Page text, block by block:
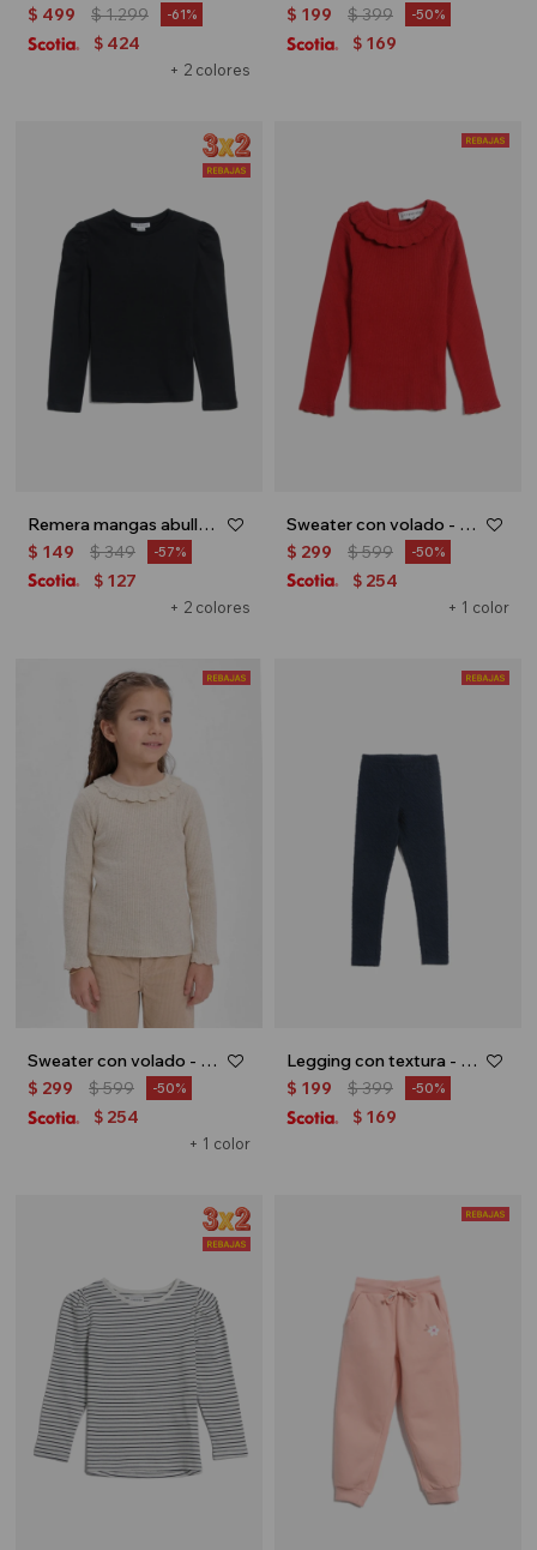
+ 2 colores
$ 499 $1.299 61
$ 424
$ 199 $399 50
$ 169
Remera mangas abullonadas - Negro
+ 2 colores
$ 149 $349 57
$ 127
Sweater con volado - Rojo
+ 1 color
$ 299 $599 50
$ 254
Sweater con volado - Crudo
+ 1 color
$ 299 $599 50
$ 254
Legging con textura - Azul marino
$ 199 $399 50
$ 169